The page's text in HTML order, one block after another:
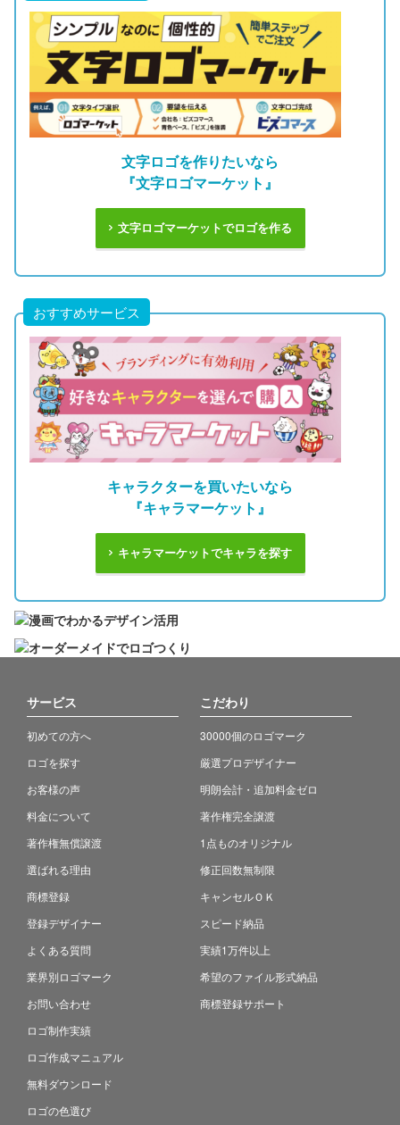
文字ロゴを作りたいなら
『文字ロゴマーケット』
文字ロゴマーケットでロゴを作る
おすすめサービス
キャラクターを買いたいなら
『キャラマーケット』
キャラマーケットでキャラを探す
サービス
初めての方へ
ロゴを探す
お客様の声
料金について
著作権無償譲渡
選ばれる理由
商標登録
登録デザイナー
よくある質問
業界別ロゴマーク
お問い合わせ
ロゴ制作実績
ロゴ作成マニュアル
無料ダウンロード
ロゴの色選び
こだわり
30000個のロゴマーク
厳選プロデザイナー
明朗会計・追加料金ゼロ
著作権完全譲渡
1点ものオリジナル
修正回数無制限
キャンセルＯＫ
スピード納品
実績1万件以上
希望のファイル形式納品
商標登録サポート